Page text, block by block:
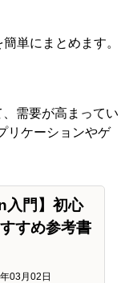
単にまとめます。
、需要が高まってい
リケーションやゲ
入門】初心
すめ参考書
03月02日